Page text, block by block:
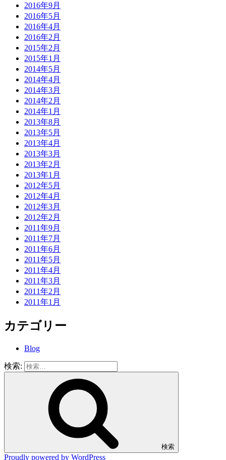
2016年9月
2016年5月
2016年4月
2016年2月
2015年2月
2015年1月
2014年5月
2014年4月
2014年3月
2014年2月
2014年1月
2013年8月
2013年5月
2013年4月
2013年3月
2013年2月
2013年1月
2012年5月
2012年4月
2012年3月
2012年2月
2011年9月
2011年7月
2011年6月
2011年5月
2011年4月
2011年3月
2011年2月
2011年1月
カテゴリー
Blog
検索:
検索
Proudly powered by WordPress